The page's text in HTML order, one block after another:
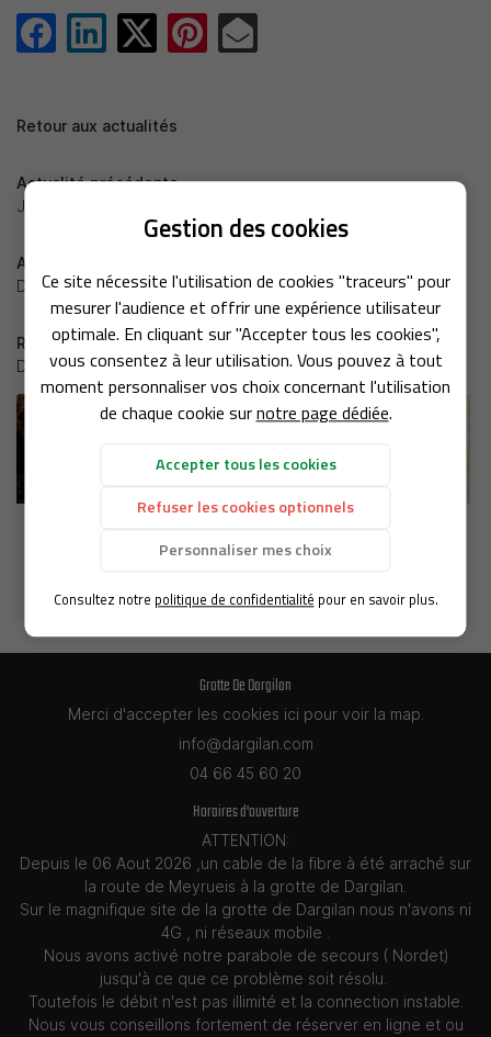
Gestion des cookies
Ce site nécessite l'utilisation de cookies "traceurs" pour
mesurer l'audience et offrir une expérience utilisateur
optimale. En cliquant sur "Accepter tous les cookies",
vous consentez à leur utilisation. Vous pouvez à tout
moment personnaliser vos choix concernant l'utilisation
de chaque cookie surnotre page dédiée.
Accepter tous les cookies
Refuser les cookies optionnels
Personnaliser mes choix
Consultez notre politique de confidentialité pour en savoir plus.
SERVICES
TARIFS
CONTACT
Rejoignez-nous :
Retour aux actualités
Actualité précédente
J MOINS 3 AVANT HALLOWEEN
Actualité suivante
DU DESSUS AU DESSOUS
Récemment
D'autres actualités qui pourraient vous intéresser
visites de la grotte de Dargilan
VOIR L'ACTUALITÉ
et de la grotte de Dargilan
VOIR L'ACTUALITÉ
Grotte De Dargilan
Merci d'accepter les cookies ici pour voir la map.
04 66 45 60 20
Horaires d'ouverture
ATTENTION:
Depuis le 06 Aout 2026 ,un cable de la fibre à été arraché sur
la route de Meyrueis à la grotte de Dargilan.
Sur le magnifique site de la grotte de Dargilan nous n'avons ni
4G , ni réseaux mobile .
Nous avons activé notre parabole de secours ( Nordet)
jusqu'à ce que ce problème soit résolu.
Toutefois le débit n'est pas illimité et la connection instable.
Nous vous conseillons fortement de réserver en ligne et ou